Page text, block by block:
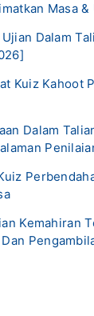
Masa &
Dalam
Kuiz Kahoot
Dalam
Kemahiran